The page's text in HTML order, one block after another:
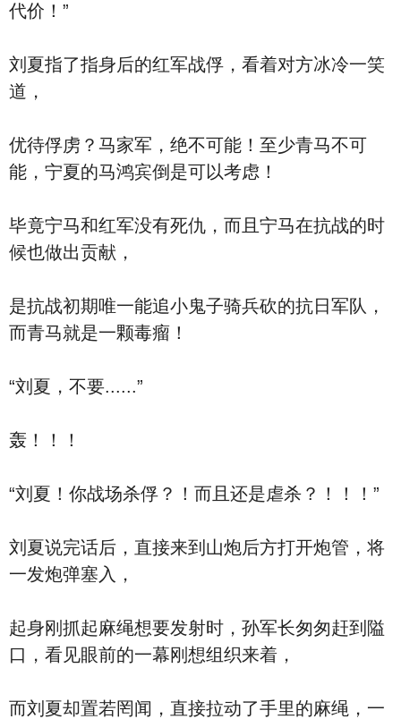
代价！”
刘夏指了指身后的红军战俘，看着对方冰冷一笑
道，
优待俘虏？马家军，绝不可能！至少青马不可
能，宁夏的马鸿宾倒是可以考虑！
毕竟宁马和红军没有死仇，而且宁马在抗战的时
候也做出贡献，
是抗战初期唯一能追小鬼子骑兵砍的抗日军队，
而青马就是一颗毒瘤！
“刘夏，不要......”
轰！！！
“刘夏！你战场杀俘？！而且还是虐杀？！！！”
刘夏说完话后，直接来到山炮后方打开炮管，将
一发炮弹塞入，
起身刚抓起麻绳想要发射时，孙军长匆匆赶到隘
口，看见眼前的一幕刚想组织来着，
而刘夏却置若罔闻，直接拉动了手里的麻绳，一